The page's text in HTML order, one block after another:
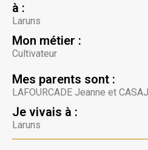
à :
Laruns
Mon métier :
Cultivateur
Mes parents sont :
LAFOURCADE Jeanne et
Je vivais à :
Laruns